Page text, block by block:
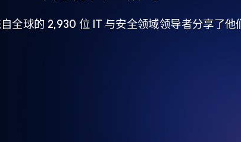
全球的 2,930 位 IT 与安全领域领导者分享了他